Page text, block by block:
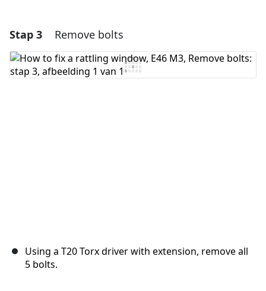
Voeg een opmerking toe
Voeg opmerking toe
Stap 3 Remove bolts
Using a T20 Torx driver with extension, remove all
5 bolts.